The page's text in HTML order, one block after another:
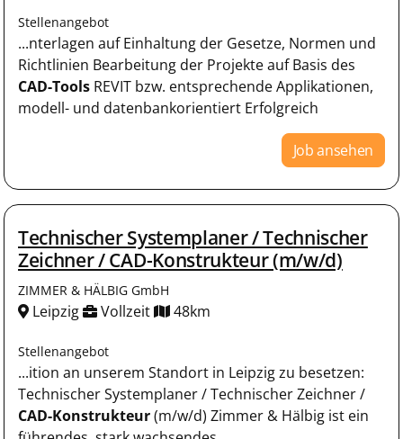
Stellenangebot
...nterlagen auf Einhaltung der Gesetze, Normen und
Richtlinien Bearbeitung der Projekte auf Basis des
CAD-Tools REVIT bzw. entsprechende Applikationen,
modell- und datenbankorientiert Erfolgreich
Job ansehen
Technischer Systemplaner / Technischer
Zeichner / CAD-Konstrukteur (m/w/d)
ZIMMER & HÄLBIG GmbH
Leipzig Vollzeit 48km
Stellenangebot
...ition an unserem Standort in Leipzig zu besetzen:
Technischer Systemplaner / Technischer Zeichner /
CAD-Konstrukteur(m/w/d) Zimmer & Hälbig ist ein